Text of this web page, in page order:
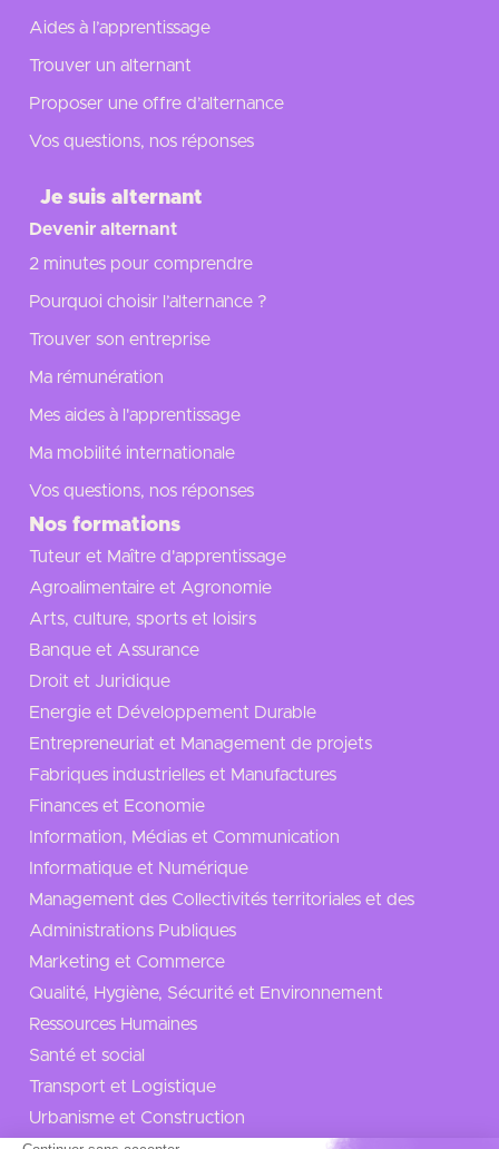
Aides à l’apprentissage
Trouver un alternant
Proposer une offre d’alternance
Vos questions, nos réponses
Je suis alternant
Devenir alternant
2 minutes pour comprendre
Pourquoi choisir l’alternance ?
Trouver son entreprise
Ma rémunération
Mes aides à l'apprentissage
Ma mobilité internationale
Vos questions, nos réponses
Nos formations
Tuteur et Maître d'apprentissage
Agroalimentaire et Agronomie
Arts, culture, sports et loisirs
Banque et Assurance
Droit et Juridique
Energie et Développement Durable
Entrepreneuriat et Management de projets
Fabriques industrielles et Manufactures
Finances et Economie
Information, Médias et Communication
Informatique et Numérique
Management des Collectivités territoriales et des
Administrations Publiques
Marketing et Commerce
Qualité, Hygiène, Sécurité et Environnement
Ressources Humaines
Santé et social
Transport et Logistique
Urbanisme et Construction